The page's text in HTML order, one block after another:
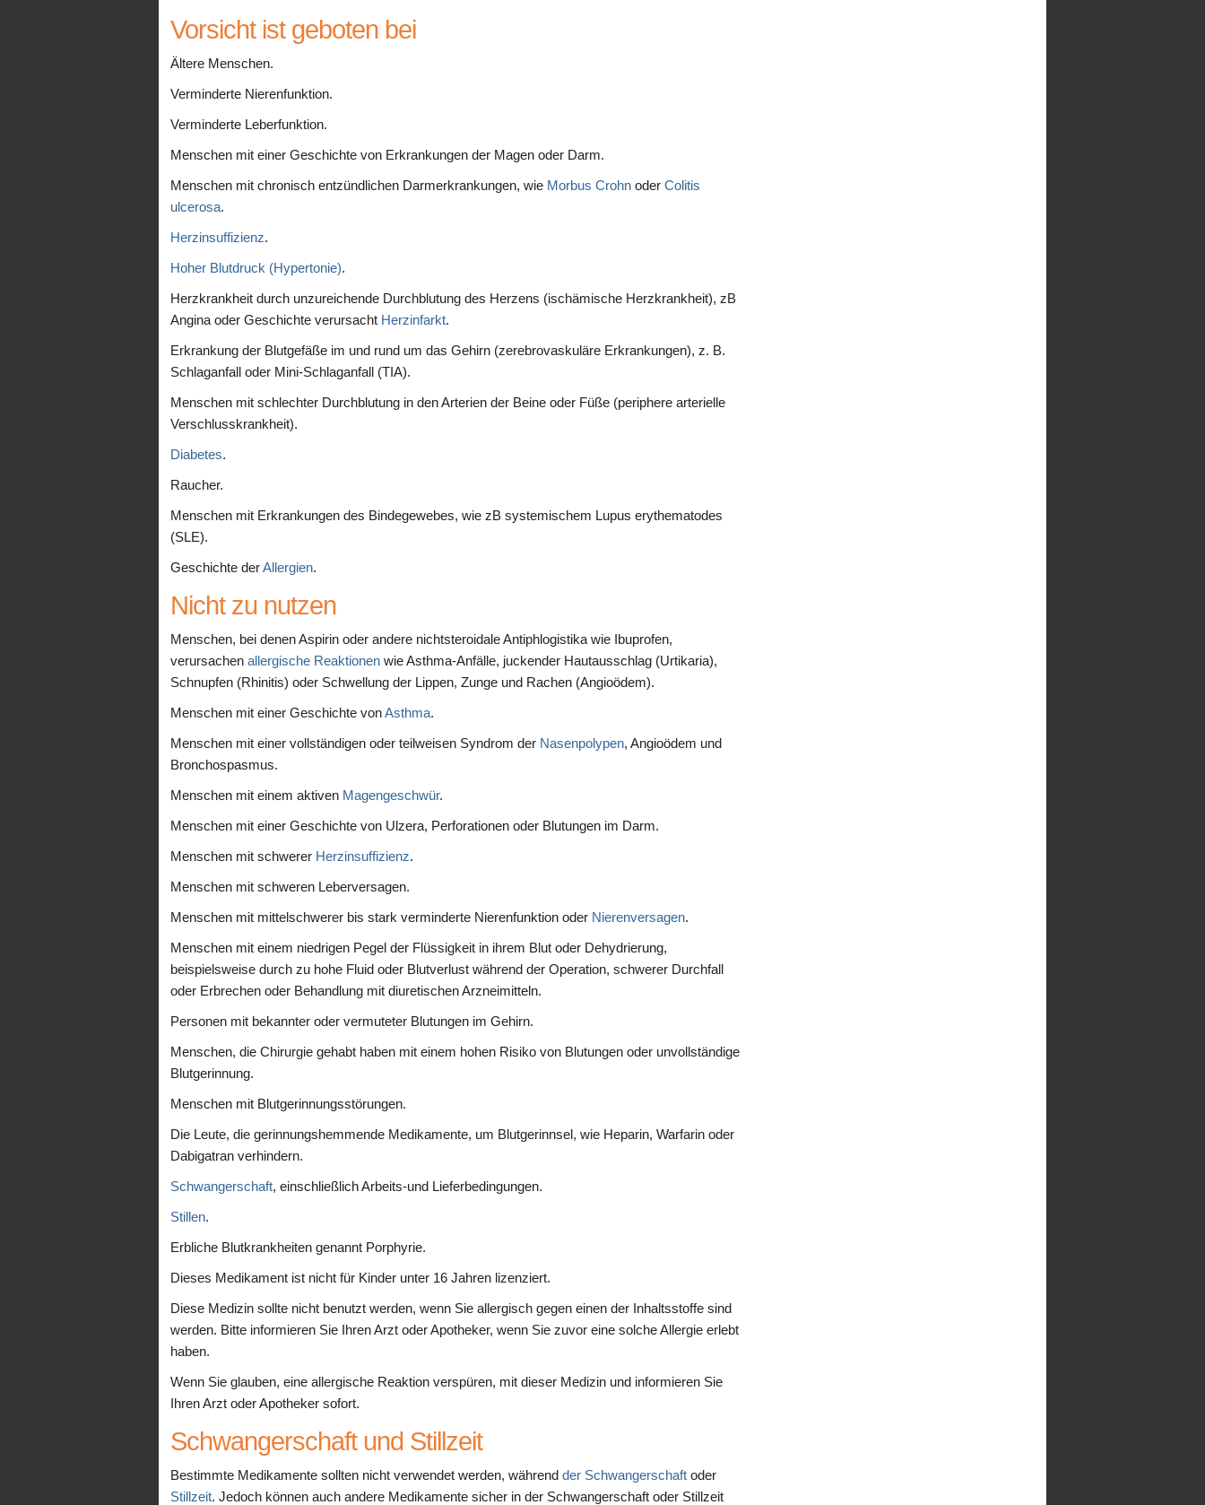
Vorsicht ist geboten bei
Ältere Menschen.
Verminderte Nierenfunktion.
Verminderte Leberfunktion.
Menschen mit einer Geschichte von Erkrankungen der Magen oder Darm.
Menschen mit chronisch entzündlichen Darmerkrankungen, wie Morbus Crohn oder Colitis
ulcerosa.
Herzinsuffizienz.
Hoher Blutdruck (Hypertonie).
Herzkrankheit durch unzureichende Durchblutung des Herzens (ischämische Herzkrankheit), zB
Angina oder Geschichte verursacht Herzinfarkt.
Erkrankung der Blutgefäße im und rund um das Gehirn (zerebrovaskuläre Erkrankungen), z. B.
Schlaganfall oder Mini-Schlaganfall (TIA).
Menschen mit schlechter Durchblutung in den Arterien der Beine oder Füße (periphere arterielle
Verschlusskrankheit).
Diabetes.
Raucher.
Menschen mit Erkrankungen des Bindegewebes, wie zB systemischem Lupus erythematodes
(SLE).
Geschichte derAllergien.
Nicht zu nutzen
Menschen, bei denen Aspirin oder andere nichtsteroidale Antiphlogistika wie Ibuprofen,
verursachen allergische Reaktionen wie Asthma-Anfälle, juckender Hautausschlag (Urtikaria),
Schnupfen (Rhinitis) oder Schwellung der Lippen, Zunge und Rachen (Angioödem).
Menschen mit einer Geschichte vonAsthma.
Menschen mit einer vollständigen oder teilweisen Syndrom der Nasenpolypen, Angioödem und
Bronchospasmus.
Menschen mit einem aktiven Magengeschwür.
Menschen mit einer Geschichte von Ulzera, Perforationen oder Blutungen im Darm.
Menschen mit schwerer Herzinsuffizienz.
Menschen mit schweren Leberversagen.
Menschen mit mittelschwerer bis stark verminderte Nierenfunktion oder Nierenversagen.
Menschen mit einem niedrigen Pegel der Flüssigkeit in ihrem Blut oder Dehydrierung,
beispielsweise durch zu hohe Fluid oder Blutverlust während der Operation, schwerer Durchfall
oder Erbrechen oder Behandlung mit diuretischen Arzneimitteln.
Personen mit bekannter oder vermuteter Blutungen im Gehirn.
Menschen, die Chirurgie gehabt haben mit einem hohen Risiko von Blutungen oder unvollständige
Blutgerinnung.
Menschen mit Blutgerinnungsstörungen.
Die Leute, die gerinnungshemmende Medikamente, um Blutgerinnsel, wie Heparin, Warfarin oder
Dabigatran verhindern.
Schwangerschaft, einschließlich Arbeits-und Lieferbedingungen.
Stillen.
Erbliche Blutkrankheiten genannt Porphyrie.
Dieses Medikament ist nicht für Kinder unter 16 Jahren lizenziert.
Diese Medizin sollte nicht benutzt werden, wenn Sie allergisch gegen einen der Inhaltsstoffe sind
werden. Bitte informieren Sie Ihren Arzt oder Apotheker, wenn Sie zuvor eine solche Allergie erlebt
haben.
Wenn Sie glauben, eine allergische Reaktion verspüren, mit dieser Medizin und informieren Sie
Ihren Arzt oder Apotheker sofort.
Schwangerschaft und Stillzeit
Bestimmte Medikamente sollten nicht verwendet werden, während der Schwangerschaft oder
Stillzeit. Jedoch können auch andere Medikamente sicher in der Schwangerschaft oder Stillzeit